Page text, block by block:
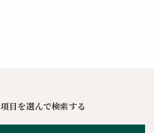
項目を選んで検索する